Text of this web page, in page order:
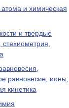
и химическая
и твердые
равновесие, ионы,
кинетика